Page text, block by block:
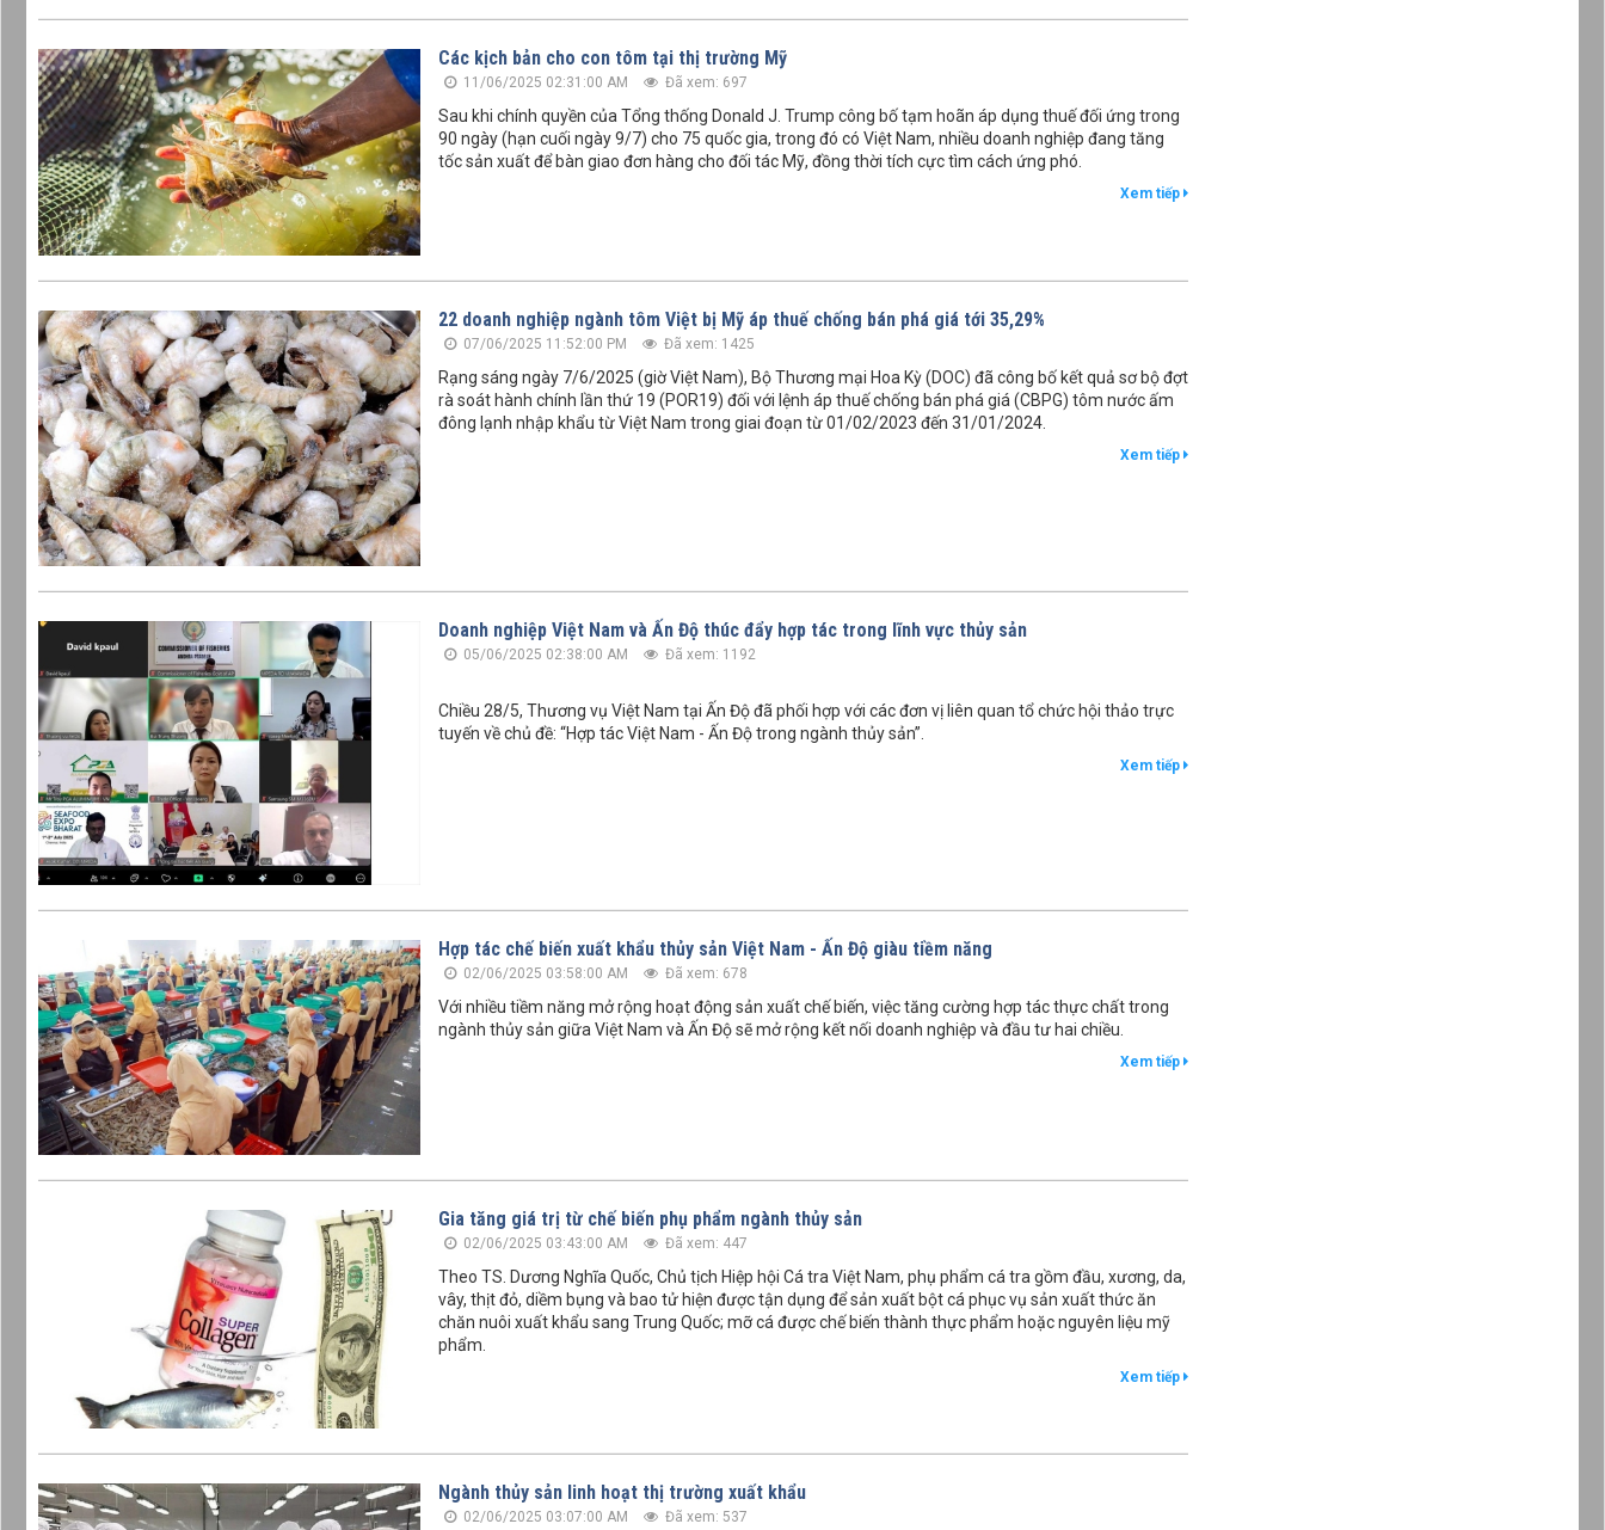
Các kịch bản cho con tôm tại thị trường Mỹ
11/06/2025 02:31:00 AM Đã xem: 697
Sau khi chính quyền của Tổng thống Donald J. Trump công bố tạm hoãn áp dụng thuế đối ứng trong
90 ngày (hạn cuối ngày 9/7) cho 75 quốc gia, trong đó có Việt Nam, nhiều doanh nghiệp đang tăng
tốc sản xuất để bàn giao đơn hàng cho đối tác Mỹ, đồng thời tích cực tìm cách ứng phó.
Xem tiếp
22 doanh nghiệp ngành tôm Việt bị Mỹ áp thuế chống bán phá giá tới 35,29%
07/06/2025 11:52:00 PM Đã xem: 1425
Rạng sáng ngày 7/6/2025 (giờ Việt Nam), Bộ Thương mại Hoa Kỳ (DOC) đã công bố kết quả sơ bộ đợt
rà soát hành chính lần thứ 19 (POR19) đối với lệnh áp thuế chống bán phá giá (CBPG) tôm nước ấm
đông lạnh nhập khẩu từ Việt Nam trong giai đoạn từ 01/02/2023 đến 31/01/2024.
Xem tiếp
Doanh nghiệp Việt Nam và Ấn Độ thúc đẩy hợp tác trong lĩnh vực thủy sản
05/06/2025 02:38:00 AM Đã xem: 1192
Chiều 28/5, Thương vụ Việt Nam tại Ấn Độ đã phối hợp với các đơn vị liên quan tổ chức hội thảo trực
tuyến về chủ đề: “Hợp tác Việt Nam - Ấn Độ trong ngành thủy sản”.
Xem tiếp
Hợp tác chế biến xuất khẩu thủy sản Việt Nam - Ấn Độ giàu tiềm năng
02/06/2025 03:58:00 AM Đã xem: 678
Với nhiều tiềm năng mở rộng hoạt động sản xuất chế biến, việc tăng cường hợp tác thực chất trong
ngành thủy sản giữa Việt Nam và Ấn Độ sẽ mở rộng kết nối doanh nghiệp và đầu tư hai chiều.
Xem tiếp
Gia tăng giá trị từ chế biến phụ phẩm ngành thủy sản
02/06/2025 03:43:00 AM Đã xem: 447
Theo TS. Dương Nghĩa Quốc, Chủ tịch Hiệp hội Cá tra Việt Nam, phụ phẩm cá tra gồm đầu, xương, da,
vây, thịt đỏ, diềm bụng và bao tử hiện được tận dụng để sản xuất bột cá phục vụ sản xuất thức ăn
chăn nuôi xuất khẩu sang Trung Quốc; mỡ cá được chế biến thành thực phẩm hoặc nguyên liệu mỹ
phẩm.
Xem tiếp
Ngành thủy sản linh hoạt thị trường xuất khẩu
02/06/2025 03:07:00 AM Đã xem: 537